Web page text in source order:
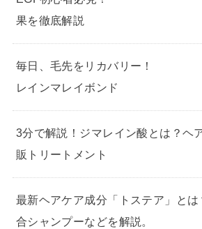
果を徹底解説
毎日、毛先をリカバリー！
レインマレイボンド
3分で解説！ジマレイン酸とは？ヘ
販トリートメント
最新ヘアケア成分「トステア」と
合シャンプーなどを解説。